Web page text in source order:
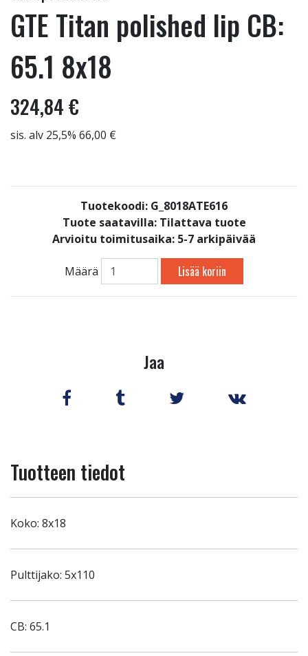
GTE Titan polished lip CB:
65.1 8x18
324,84 €
sis. alv 25,5% 66,00 €
Tuotekoodi: G_8018ATE616
Tuote saatavilla: Tilattava tuote
Arvioitu toimitusaika: 5-7 arkipäivää
Määrä Lisää koriin
Jaa
Tuotteen tiedot
Koko: 8x18
Pulttijako: 5x110
CB: 65.1